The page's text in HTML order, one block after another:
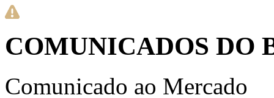
COMUNICADOS DO
Comunicado ao Mercado